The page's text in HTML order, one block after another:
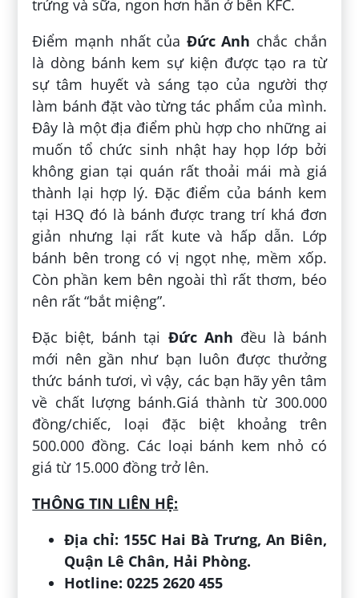
trứng và sữa, ngon hơn hẳn ở bên KFC.
Điểm mạnh nhất của Đức Anh chắc chắn
là dòng bánh kem sự kiện được tạo ra từ
sự tâm huyết và sáng tạo của người thợ
làm bánh đặt vào từng tác phẩm của mình.
Đây là một địa điểm phù hợp cho những ai
muốn tổ chức sinh nhật hay họp lớp bởi
không gian tại quán rất thoải mái mà giá
thành lại hợp lý. Đặc điểm của bánh kem
tại H3Q đó là bánh được trang trí khá đơn
giản nhưng lại rất kute và hấp dẫn. Lớp
bánh bên trong có vị ngọt nhẹ, mềm xốp.
Còn phần kem bên ngoài thì rất thơm, béo
nên rất “bắt miệng”.
Đặc biệt, bánh tại Đức Anh đều là bánh
mới nên gần như bạn luôn được thưởng
thức bánh tươi, vì vậy, các bạn hãy yên tâm
về chất lượng bánh.Giá thành từ 300.000
đồng/chiếc, loại đặc biệt khoảng trên
500.000 đồng. Các loại bánh kem nhỏ có
giá từ 15.000 đồng trở lên.
THÔNG TIN LIÊN HỆ:
Địa chỉ: 155C Hai Bà Trưng, An Biên,
Quận Lê Chân, Hải Phòng.
Hotline: 0225 2620 455